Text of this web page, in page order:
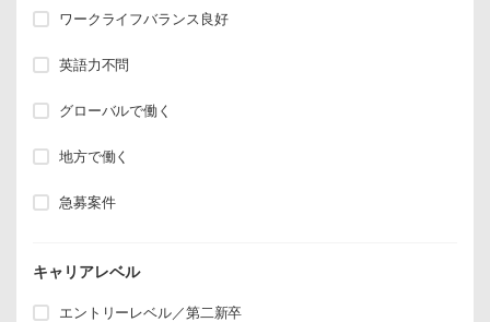
ワークライフバランス良好
英語力不問
グローバルで働く
地方で働く
急募案件
キャリアレベル
エントリーレベル／第二新卒